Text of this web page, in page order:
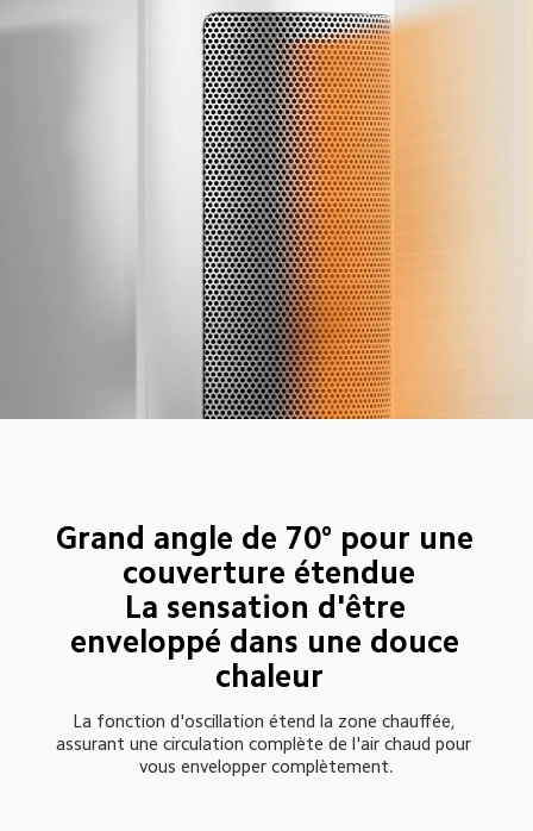
Grand angle de 70° pour une
couverture étendue
La sensation d'être
enveloppé dans une douce
chaleur
La fonction d'oscillation étend la zone chauffée,
assurant une circulation complète de l'air chaud pour
vous envelopper complètement.